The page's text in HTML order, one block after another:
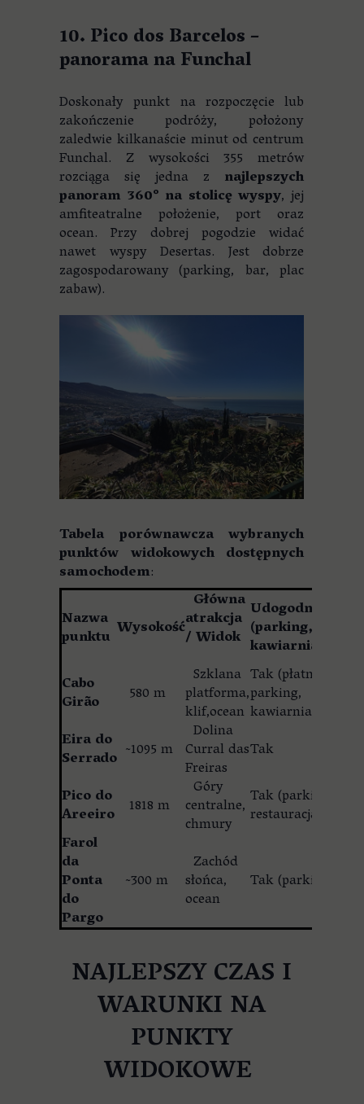
10. Pico dos Barcelos –
panorama na Funchal
Doskonały punkt na rozpoczęcie lub
zakończenie podróży, położony
zaledwie kilkanaście minut od centrum
Funchal. Z wysokości 355 metrów
rozciąga się jedna z najlepszych
panoram 360° na stolicę wyspy, jej
amfiteatralne położenie, port oraz
ocean. Przy dobrej pogodzie widać
nawet wyspy Desertas. Jest dobrze
zagospodarowany (parking, bar, plac
zabaw).
Tabela porównawcza wybranych
punktów widokowych dostępnych
samochodem:
Nazwa
punktu Wysokość
Główna
atrakcja
/ Widok
Udogodnienia
(parking,
kawiarnia)
Cabo
Girão 580 m
Szklana
platforma,
klif,ocean
Tak (płatny
parking,
kawiarnia)
Eira do
Serrado ~1095 m
Dolina
Curral das
Freiras
Tak
Pico do
Areeiro 1818 m
Góry
centralne,
chmury
Tak (parking,
restauracja)
Farol
da
Ponta
do
Pargo
~300 m
Zachód
słońca,
ocean
Tak (parking)
NAJLEPSZY CZAS I
WARUNKI NA
PUNKTY
WIDOKOWE